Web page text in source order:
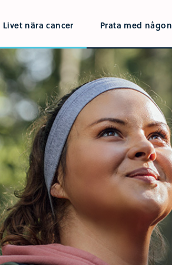
Livet nära cancer Prata med någon